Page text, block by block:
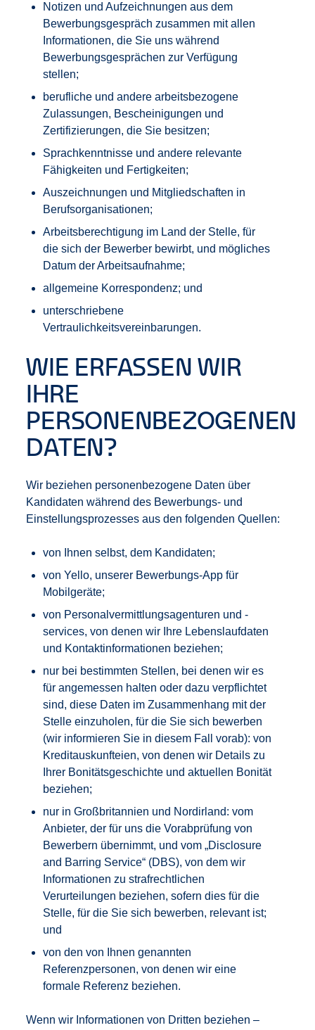
Notizen und Aufzeichnungen aus dem
Bewerbungsgespräch zusammen mit allen
Informationen, die Sie uns während
Bewerbungsgesprächen zur Verfügung
stellen;
berufliche und andere arbeitsbezogene
Zulassungen, Bescheinigungen und
Zertifizierungen, die Sie besitzen;
Sprachkenntnisse und andere relevante
Fähigkeiten und Fertigkeiten;
Auszeichnungen und Mitgliedschaften in
Berufsorganisationen;
Arbeitsberechtigung im Land der Stelle, für
die sich der Bewerber bewirbt, und mögliches
Datum der Arbeitsaufnahme;
allgemeine Korrespondenz; und
unterschriebene
Vertraulichkeitsvereinbarungen.
WIE ERFASSEN WIR
IHRE
PERSONENBEZOGENEN
DATEN?
Wir beziehen personenbezogene Daten über
Kandidaten während des Bewerbungs- und
Einstellungsprozesses aus den folgenden Quellen:
von Ihnen selbst, dem Kandidaten;
von Yello, unserer Bewerbungs-App für
Mobilgeräte;
von Personalvermittlungsagenturen und -
services, von denen wir Ihre Lebenslaufdaten
und Kontaktinformationen beziehen;
nur bei bestimmten Stellen, bei denen wir es
für angemessen halten oder dazu verpflichtet
sind, diese Daten im Zusammenhang mit der
Stelle einzuholen, für die Sie sich bewerben
(wir informieren Sie in diesem Fall vorab): von
Kreditauskunfteien, von denen wir Details zu
Ihrer Bonitätsgeschichte und aktuellen Bonität
beziehen;
nur in Großbritannien und Nordirland: vom
Anbieter, der für uns die Vorabprüfung von
Bewerbern übernimmt, und vom „Disclosure
and Barring Service“ (DBS), von dem wir
Informationen zu strafrechtlichen
Verurteilungen beziehen, sofern dies für die
Stelle, für die Sie sich bewerben, relevant ist;
und
von den von Ihnen genannten
Referenzpersonen, von denen wir eine
formale Referenz beziehen.
Wenn wir Informationen von Dritten beziehen –